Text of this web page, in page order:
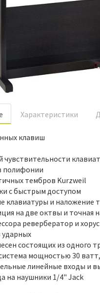
Характеристики
клавиш
чувствительности
полифонии
тембров Kurzweil
с быстрым доступом
клавиатуры и наложение
на две октвы и точная
ревербератор и хорус
ударных
состоящих из одного
система мощностью 30
линейные входы и
на наушники 1/4" Jack